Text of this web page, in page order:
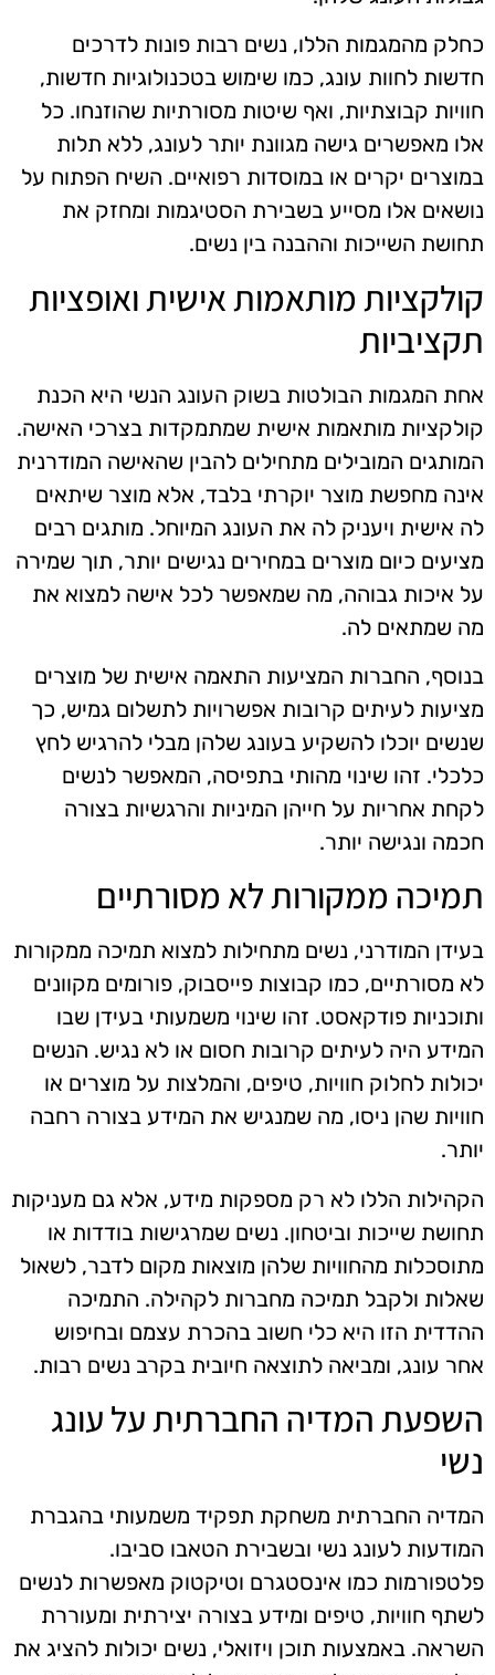
כחלק מהמגמות הללו, נשים רבות פונות לדרכים
חדשות לחוות עונג, כמו שימוש בטכנולוגיות חדשות,
חוויות קבוצתיות, ואף שיטות מסורתיות שהוזנחו. כל
אלו מאפשרים גישה מגוונת יותר לעונג, ללא תלות
במוצרים יקרים או במוסדות רפואיים. השיח הפתוח על
נושאים אלו מסייע בשבירת הסטיגמות ומחזק את
תחושת השייכות וההבנה בין נשים.
קולקציות מותאמות אישית ואופציות
תקציביות
אחת המגמות הבולטות בשוק העונג הנשי היא הכנת
קולקציות מותאמות אישית שמתמקדות בצרכי האישה.
המותגים המובילים מתחילים להבין שהאישה המודרנית
אינה מחפשת מוצר יוקרתי בלבד, אלא מוצר שיתאים
לה אישית ויעניק לה את העונג המיוחל. מותגים רבים
מציעים כיום מוצרים במחירים נגישים יותר, תוך שמירה
על איכות גבוהה, מה שמאפשר לכל אישה למצוא את
מה שמתאים לה.
בנוסף, החברות המציעות התאמה אישית של מוצרים
מציעות לעיתים קרובות אפשרויות לתשלום גמיש, כך
שנשים יוכלו להשקיע בעונג שלהן מבלי להרגיש לחץ
כלכלי. זהו שינוי מהותי בתפיסה, המאפשר לנשים
לקחת אחריות על חייהן המיניות והרגשיות בצורה
חכמה ונגישה יותר.
תמיכה ממקורות לא מסורתיים
בעידן המודרני, נשים מתחילות למצוא תמיכה ממקורות
לא מסורתיים, כמו קבוצות פייסבוק, פורומים מקוונים
ותוכניות פודקאסט. זהו שינוי משמעותי בעידן שבו
המידע היה לעיתים קרובות חסום או לא נגיש. הנשים
יכולות לחלוק חוויות, טיפים, והמלצות על מוצרים או
חוויות שהן ניסו, מה שמנגיש את המידע בצורה רחבה
יותר.
הקהילות הללו לא רק מספקות מידע, אלא גם מעניקות
תחושת שייכות וביטחון. נשים שמרגישות בודדות או
מתוסכלות מהחוויות שלהן מוצאות מקום לדבר, לשאול
שאלות ולקבל תמיכה מחברות לקהילה. התמיכה
ההדדית הזו היא כלי חשוב בהכרת עצמם ובחיפוש
אחר עונג, ומביאה לתוצאה חיובית בקרב נשים רבות.
השפעת המדיה החברתית על עונג
נשי
המדיה החברתית משחקת תפקיד משמעותי בהגברת
המודעות לעונג נשי ובשבירת הטאבו סביבו.
פלטפורמות כמו אינסטגרם וטיקטוק מאפשרות לנשים
לשתף חוויות, טיפים ומידע בצורה יצירתית ומעוררת
השראה. באמצעות תוכן ויזואלי, נשים יכולות להציג את